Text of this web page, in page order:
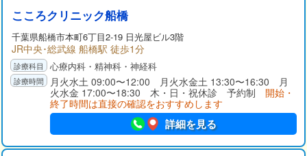
こころクリニック船橋
千葉県船橋市本町6丁目2-19 日光屋ビル3階
JR中央･総武線 船橋駅 徒歩1分
心療内科・精神科・神経科
月火水土 09:00〜12:00 月火水金土 13:30〜16:30 月
火水金 17:00〜18:30 木・日・祝休診 予約制 開始・
終了時間は直接の確認をおすすめします
詳細を見る